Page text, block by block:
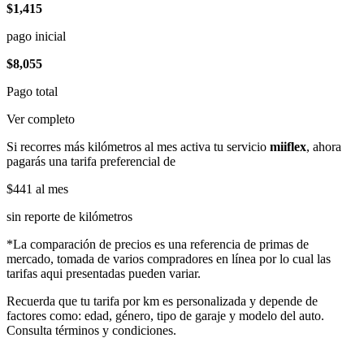
$1,415
pago inicial
$8,055
Pago total
Ver completo
Si recorres más kilómetros al mes activa tu servicio miiflex, ahora
pagarás una tarifa preferencial de
$441 al mes
sin reporte de kilómetros
*La comparación de precios es una referencia de primas de
mercado, tomada de varios compradores en línea por lo cual las
tarifas aqui presentadas pueden variar.
Recuerda que tu tarifa por km es personalizada y depende de
factores como: edad, género, tipo de garaje y modelo del auto.
Consulta términos y condiciones.